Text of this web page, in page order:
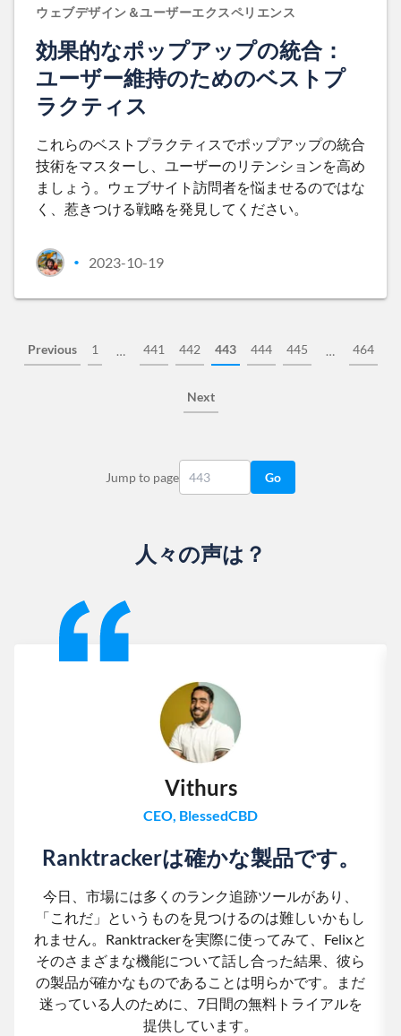
ウェブデザイン＆ユーザーエクスペリエンス
効果的なポップアップの統合：
ユーザー維持のためのベストプ
ラクティス
これらのベストプラクティスでポップアップの統合
技術をマスターし、ユーザーのリテンションを高め
ましょう。ウェブサイト訪問者を悩ませるのではな
く、惹きつける戦略を発見してください。
• 2023-10-19
Previous 1 … 441 442 443 444 445 … 464
Next
Jump to page Go
人々の声は？
Vithurs
CEO, BlessedCBD
Ranktrackerは確かな製品です。
今日、市場には多くのランク追跡ツールがあり、
「これだ」というものを見つけるのは難しいかもし
れません。Ranktrackerを実際に使ってみて、Felixと
そのさまざまな機能について話し合った結果、彼ら
の製品が確かなものであることは明らかです。まだ
迷っている人のために、7日間の無料トライアルを
提供しています。